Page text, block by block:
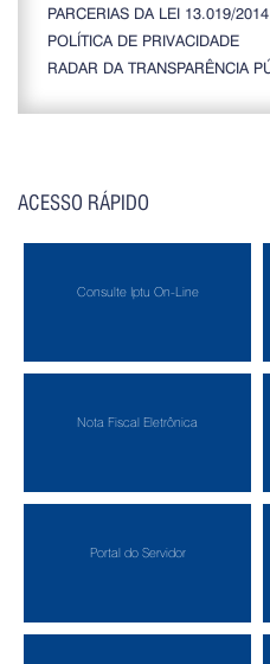
PARCERIAS DA LEI 13.019/2014
POLÍTICA DE PRIVACIDADE
RADAR DA TRANSPARÊNCIA
ACESSO RÁPIDO
Consulte Iptu On-Line
Nota Fiscal Eletrônica
Portal do Servidor